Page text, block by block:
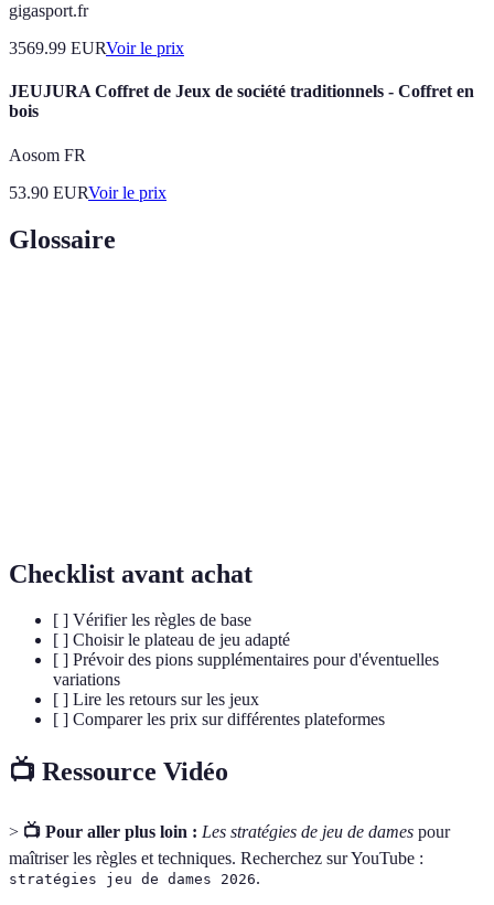
gigasport.fr
3569.99 EURVoir le prix
JEUJURA Coffret de Jeux de société traditionnels - Coffret en
bois
Aosom FR
53.90 EURVoir le prix
Glossaire
Checklist avant achat
[ ] Vérifier les règles de base
[ ] Choisir le plateau de jeu adapté
[ ] Prévoir des pions supplémentaires pour d'éventuelles
variations
[ ] Lire les retours sur les jeux
[ ] Comparer les prix sur différentes plateformes
📺 Ressource Vidéo
> 📺 Pour aller plus loin : Les stratégies de jeu de dames pour
maîtriser les règles et techniques. Recherchez sur YouTube :
stratégies jeu de dames 2026.